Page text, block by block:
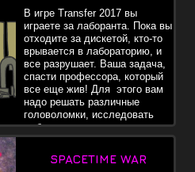
В игре Transfer 2017 вы
играете за лаборанта. Пока вы
отходите за дискетой, кто-то
врывается в лабораторию, и
все разрушает. Ваша задача,
спасти профессора, который
все еще жив! Для этого вам
надо решать различные
головоломки, исследовать
лабораторию.
SPACETIME WAR